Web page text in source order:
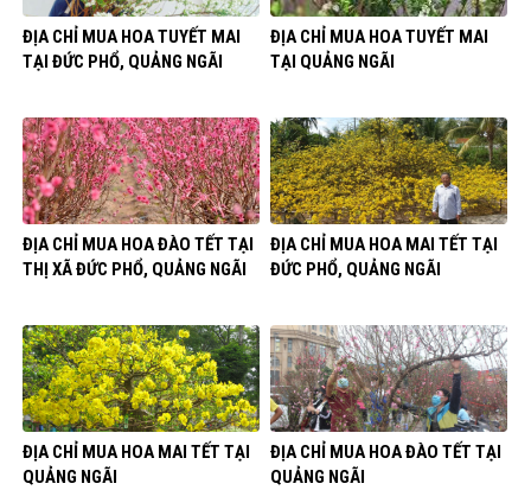
ĐỊA CHỈ MUA HOA TUYẾT MAI
TẠI ĐỨC PHỔ, QUẢNG NGÃI
ĐỊA CHỈ MUA HOA TUYẾT MAI
TẠI QUẢNG NGÃI
ĐỊA CHỈ MUA HOA ĐÀO TẾT TẠI
THỊ XÃ ĐỨC PHỔ, QUẢNG NGÃI
ĐỊA CHỈ MUA HOA MAI TẾT TẠI
ĐỨC PHỔ, QUẢNG NGÃI
ĐỊA CHỈ MUA HOA MAI TẾT TẠI
QUẢNG NGÃI
ĐỊA CHỈ MUA HOA ĐÀO TẾT TẠI
QUẢNG NGÃI